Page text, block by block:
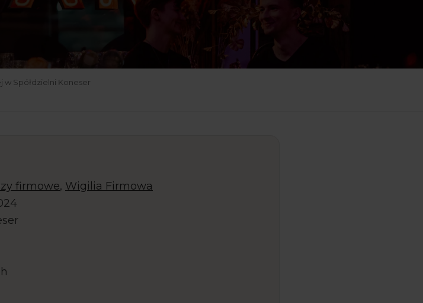
Spółdzielni Koneser
firmowe, Wigilia Firmowa